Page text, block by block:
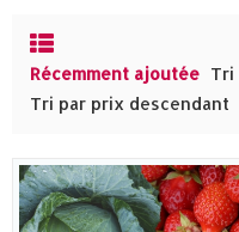
Récemment ajoutée Tri
Tri par prix descendant